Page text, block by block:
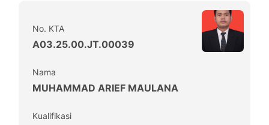
No. KTA
A03.25.00.JT.00039
Nama
MUHAMMAD ARIEF MAULANA
Kualifikasi